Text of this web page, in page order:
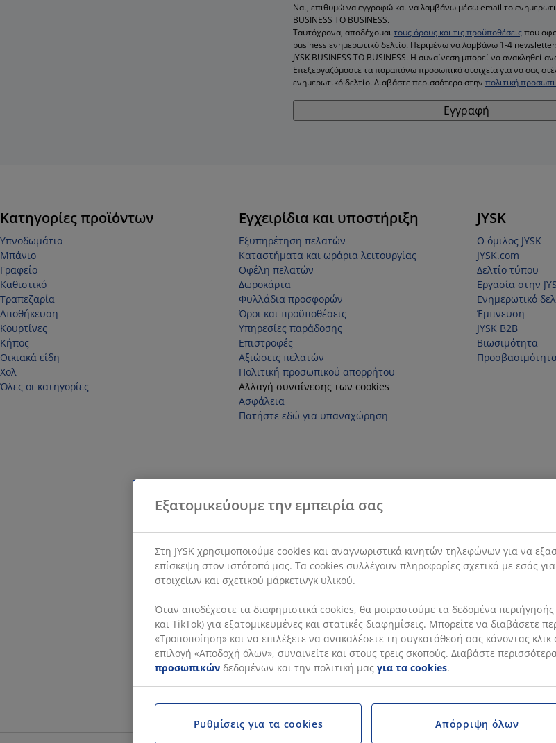
Ναι, επιθυμώ να εγγραφώ και να λαμβάνω μέσω email το
BUSINESS TO BUSINESS.
Ταυτόχρονα, αποδέχομαιτους όρους και τις προϋποθέσειςπου
business ενημερωτικό δελτίο. Περιμένω να λαμβάνω 1-4
JYSK BUSINESS TO BUSINESS. Η συναίνεση μπορεί να ανακληθεί
Επεξεργαζόμαστε τα παραπάνω προσωπικά στοιχεία για να σας
ενημερωτικό δελτίο. Διαβάστε περισσότερα στην πολιτική
Εγγραφή
Κατηγορίες προϊόντων
Υπνοδωμάτιο
Μπάνιο
Γραφείο
Καθιστικό
Τραπεζαρία
Αποθήκευση
Κουρτίνες
Κήπος
Οικιακά είδη
Χολ
Όλες οι κατηγορίες
Εγχειρίδια και υποστήριξη
Εξυπηρέτηση πελατών
Καταστήματα και ωράρια λειτουργίας
Οφέλη πελατών
Δωροκάρτα
Φυλλάδια προσφορών
Όροι και προϋποθέσεις
Υπηρεσίες παράδοσης
Επιστροφές
Αξιώσεις πελατών
Πολιτική προσωπικού απορρήτου
Αλλαγή συναίνεσης των cookies
Ασφάλεια
Πατήστε εδώ για υπαναχώρηση
JYSK
Ο όμιλος JYSK
JYSK.com
Δελτίο τύπου
Εργασία στην
Ενημερωτικό
Έμπνευση
JYSK B2B
Βιωσιμότητα
Προσβασιμότητα
Εξατομικεύουμε την εμπειρία σας
Στη JYSK χρησιμοποιούμε cookies και αναγνωριστικά κινητών τηλεφώνων για να
επίσκεψη στον ιστότοπό μας. Τα cookies συλλέγουν πληροφορίες σχετικά με εσάς
στοιχείων και σχετικού μάρκετινγκ υλικού.
Όταν αποδέχεστε τα διαφημιστικά cookies, θα μοιραστούμε τα δεδομένα
και TikTok) για εξατομικευμένες και στατικές διαφημίσεις. Μπορείτε να διαβάσετε
«Τροποποίηση» και να επιλέξετε να ανακαλέσετε τη συγκατάθεσή σας κάνοντας κλικ
επιλογή «Αποδοχή όλων», συναινείτε και στους τρεις σκοπούς. Διαβάστε
προσωπικών δεδομένων και την πολιτική μας για τα cookies.
Ρυθμίσεις για τα cookies Απόρριψη όλων